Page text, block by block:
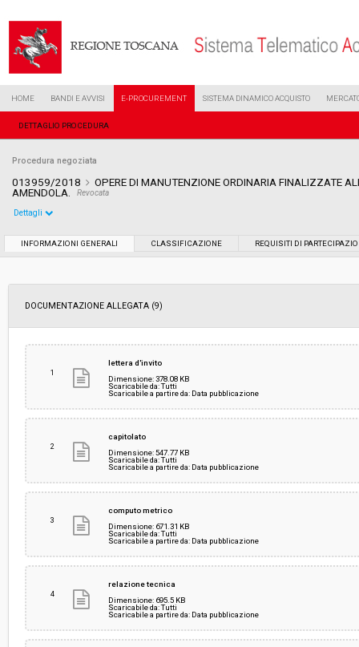
HOME BANDI E AVVISI E-PROCUREMENT SISTEMA DINAMICO ACQUISTO
DETTAGLIO PROCEDURA
Procedura negoziata
013959/2018
OPERE DI MANUTENZIONE ORDINARIA FINALIZZATE
AMENDOLA.
Revocata
Data pubblicazione:
Svolgimento:
Responsabile attuale:
COMUNE DI AREZZO - Progetto riqualificazione
Dettagli
INFORMAZIONI GENERALI CLASSIFICAZIONE REQUISITI DI
DOCUMENTAZIONE ALLEGATA (9)
1
lettera d'invito
Dimensione: 378.08 KB
Scaricabile da: Tutti
Scaricabile a partire da: Data pubblicazione
2
capitolato
Dimensione: 547.77 KB
Scaricabile da: Tutti
Scaricabile a partire da: Data pubblicazione
3
computo metrico
Dimensione: 671.31 KB
Scaricabile da: Tutti
Scaricabile a partire da: Data pubblicazione
4
relazione tecnica
Dimensione: 695.5 KB
Scaricabile da: Tutti
Scaricabile a partire da: Data pubblicazione